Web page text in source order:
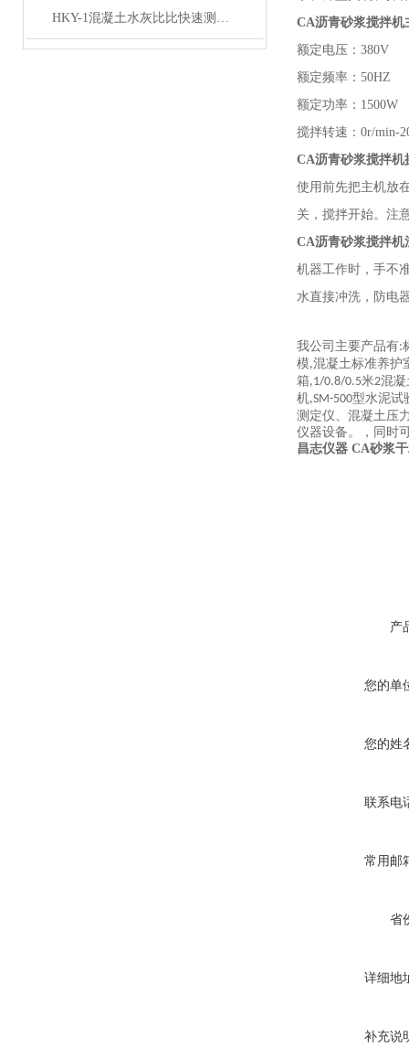
HKY-1混凝土水灰比比快速测定仪产品展示
CA沥青砂浆搅拌机
额定电压： 380V
额定频率： 50HZ
额定功率： 1500W
搅拌转速： 0r/min-
CA沥青砂浆搅拌机
使用前先把主机放
关，搅拌开始。注
CA沥青砂浆搅拌机
机器工作时，手不
水直接冲洗，防电
我公司主要产品有:
模,混凝土标准养护
箱,1/0.8/0.5米2混凝
机,SM-500型水泥试
测定仪、混凝土压
仪器设备。，同时
昌志仪器 CA砂浆
产
您的单
您的姓
联系电
常用邮
省
详细地
补充说